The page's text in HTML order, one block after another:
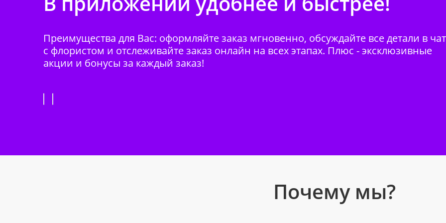
Преимущества для Вас: оформляйте заказ мгновенно, обсуждайте все детали в
с флористом и отслеживайте заказ онлайн на всех этапах. Плюс - эксклюзивные
акции и бонусы за каждый заказ!
Почему мы?